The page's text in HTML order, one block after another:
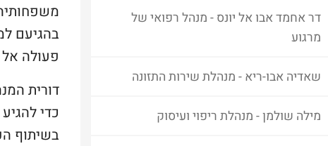
דר אחמד אבו אל יונס - מנהל רפואי של
מרגוע
שאדיה אבו-ריא - מנהלת שירות התזונה
מילה שולמן - מנהלת ריפוי ועיסוק
בהגיעם
פעולה
דורית
כדי
בשיתוף